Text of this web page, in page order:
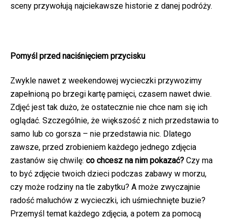
sceny przywołują najciekawsze historie z danej podróży.
Pomyśl przed naciśnięciem przycisku
Zwykle nawet z weekendowej wycieczki przywozimy
zapełnioną po brzegi kartę pamięci, czasem nawet dwie.
Zdjęć jest tak dużo, że ostatecznie nie chce nam się ich
oglądać. Szczególnie, że większość z nich przedstawia to
samo lub co gorsza – nie przedstawia nic. Dlatego
zawsze, przed zrobieniem każdego jednego zdjęcia
zastanów się chwilę: co chcesz na nim pokazać? Czy ma
to być zdjęcie twoich dzieci podczas zabawy w morzu,
czy może rodziny na tle zabytku? A może zwyczajnie
radość maluchów z wycieczki, ich uśmiechnięte buzie?
Przemyśl temat każdego zdjęcia, a potem za pomocą